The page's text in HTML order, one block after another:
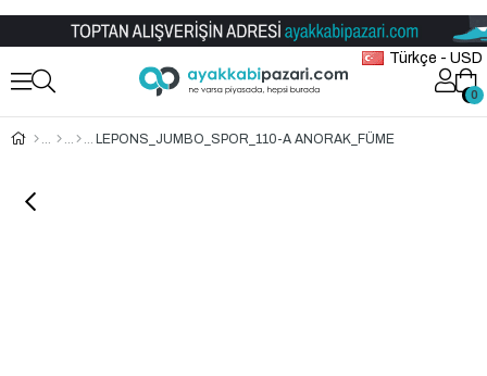
Türkçe - USD
00
LEPONS_JUMBO_SPOR_110-A ANORAK_FÜME